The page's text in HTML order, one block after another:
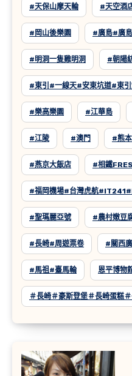
#天保山摩天輪 #天空酒
#岡山後樂園 #廣島#廣
#明洞一隻雞明洞 #朝陽
#東引#一線天#安東坑道#東
#樂高樂園 #江華島
#江陵 #澳門 #熊
#燕京大飯店 #相鐵
#福岡機場#台灣虎航
#聖瑪麗亞號 #農村嫩豆
#長崎#周遊票卷 #關西
#馬祖#臺馬輪 恩平博物
＃長崎＃豪斯登堡＃長崎蛋糕